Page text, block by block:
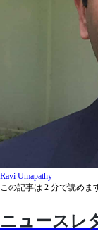
Ravi Umapathy
この記事は 2 分で読めま
ニュースレ